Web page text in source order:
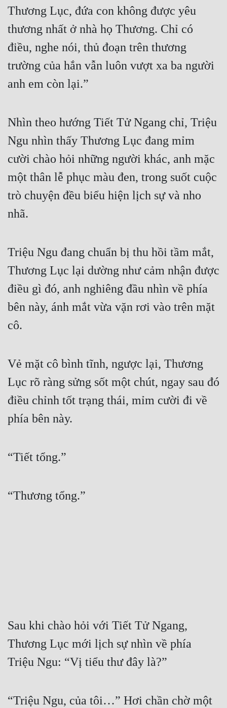
Thương Lục, đứa con không được yêu
thương nhất ở nhà họ Thương. Chỉ có
điều, nghe nói, thủ đoạn trên thương
trường của hắn vẫn luôn vượt xa ba người
anh em còn lại.”
Nhìn theo hướng Tiết Tử Ngang chỉ, Triệu
Ngu nhìn thấy Thương Lục đang mỉm
cười chào hỏi những người khác, anh mặc
một thân lễ phục màu đen, trong suốt cuộc
trò chuyện đều biểu hiện lịch sự và nho
nhã.
Triệu Ngu đang chuẩn bị thu hồi tầm mắt,
Thương Lục lại dường như cảm nhận được
điều gì đó, anh nghiêng đầu nhìn về phía
bên này, ánh mắt vừa vặn rơi vào trên mặt
cô.
Vẻ mặt cô bình tĩnh, ngược lại, Thương
Lục rõ ràng sửng sốt một chút, ngay sau đó
điều chỉnh tốt trạng thái, mỉm cười đi về
phía bên này.
“Tiết tổng.”
“Thương tổng.”
Sau khi chào hỏi với Tiết Tử Ngang,
Thương Lục mới lịch sự nhìn về phía
Triệu Ngu: “Vị tiểu thư đây là?”
“Triệu Ngu, của tôi…” Hơi chần chờ một